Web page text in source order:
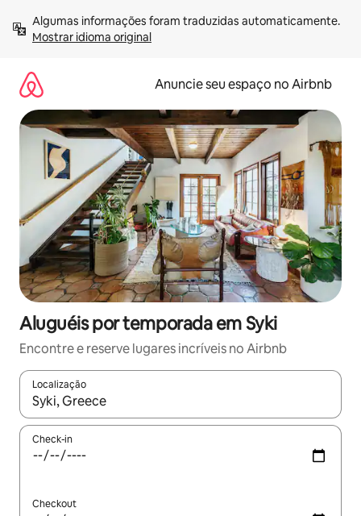
para
Mostrar idioma original
Anuncie seu espaço no Airbnb
Aluguéis por temporada em Syki
Encontre e reserve lugares incríveis no Airbnb
Localização
Quando os resultados estiverem disponíveis, explore-os
Check-in
Checkout